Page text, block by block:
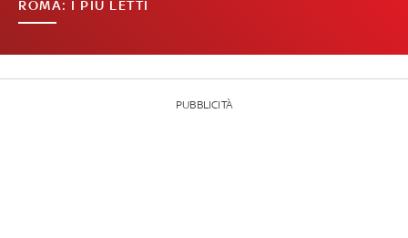
ROMA: I PIÙ LETTI
PUBBLICITÀ